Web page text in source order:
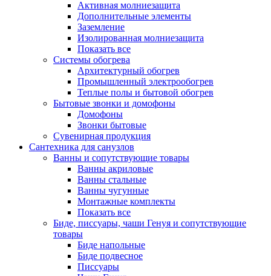
Активная молниезащита
Дополнительные элементы
Заземление
Изолированная молниезащита
Показать все
Системы обогрева
Архитектурный обогрев
Промышленный электрообогрев
Теплые полы и бытовой обогрев
Бытовые звонки и домофоны
Домофоны
Звонки бытовые
Сувенирная продукция
Сантехника для санузлов
Ванны и сопутствующие товары
Ванны акриловые
Ванны стальные
Ванны чугунные
Монтажные комплекты
Показать все
Биде, писсуары, чаши Генуя и сопутствующие
товары
Биде напольные
Биде подвесное
Писсуары